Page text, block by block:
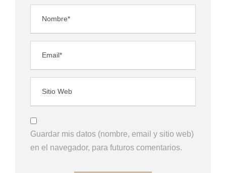
Guardar mis datos (nombre, email y sitio web)
en el navegador, para futuros comentarios.